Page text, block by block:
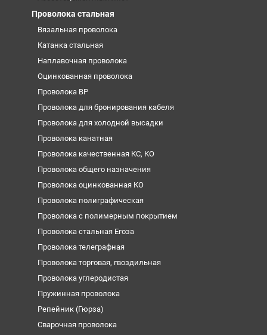
Проволока стальная
Вязальная проволока
Катанка стальная
Наплавочная проволока
Оцинкованная проволока
Проволока ВР
Проволока для бронирования кабеля
Проволока для холодной высадки
Проволока канатная
Проволока качественная КС, КО
Проволока общего назначения
Проволока оцинкованная КО
Проволока полиграфическая
Проволока с полимерным покрытием
Проволока стальная Егоза
Проволока телеграфная
Проволока торговая, гвоздильная
Проволока углеродистая
Пружинная проволока
Репейник (Гюрза)
Сварочная проволока